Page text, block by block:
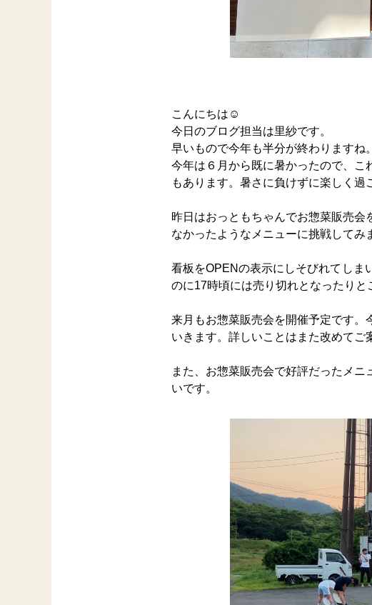
こんにちは☺️
今日のブログ担当は里紗です。
早いもので今年も半分が終わりますね。
今年は６月から既に暑かったので、
もあります。暑さに負けずに楽しく過
昨日はおっともちゃんでお惣菜販売
なかったようなメニューに挑戦して
看板をOPENの表示にしそびれてしま
のに17時頃には売り切れとなったり
来月もお惣菜販売会を開催予定です
いきます。詳しいことはまた改めてご
また、お惣菜販売会で好評だったメ
いです。